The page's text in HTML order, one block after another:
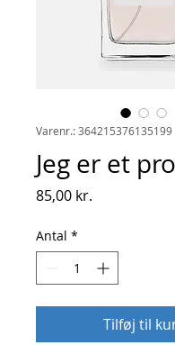
Varenr.: 364215376135199
Jeg er et
85,00 kr.
Antal *
Tilføj til